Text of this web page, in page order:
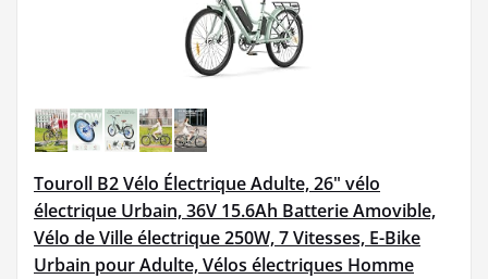
Touroll B2 Vélo Électrique Adulte, 26" vélo
électrique Urbain, 36V 15.6Ah Batterie Amovible,
Vélo de Ville électrique 250W, 7 Vitesses, E-Bike
Urbain pour Adulte, Vélos électriques Homme